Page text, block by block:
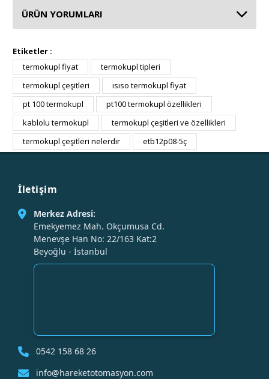
ÜRÜN YORUMLARI
Etiketler :
termokupl fiyat
termokupl tipleri
termokupl çeşitleri
ısıso termokupl fiyat
pt 100 termokupl
pt100 termokupl özellikleri
kablolu termokupl
termokupl çeşitleri ve özellikleri
termokupl çeşitleri nelerdir
etb12p08-5ç
İletişim
Merkez Adresi:
Emekyemez Mah. Okçumusa Cd.
Menevşe Han No: 22/163 Kat:2
Beyoğlu - İstanbul
0542 158 68 26
info@hareketotomasyon.com